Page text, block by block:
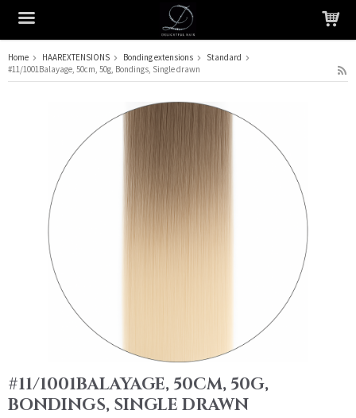
Het product is in je winkelmandje geplaatst
Home HAAREXTENSIONS Bonding extensions
Standard
#11/1001Balayage, 50cm, 50g, Bondings, Single drawn
#11/1001BALAYAGE, 50CM, 50G,
BONDINGS, SINGLE DRAWN